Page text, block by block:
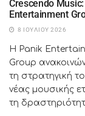
Crescendo Music:
Entertainment
8 ΙΟΥΛΊΟΥ 2026
Η Panik
Group
τη στρατηγική
νέας μουσικής
τη